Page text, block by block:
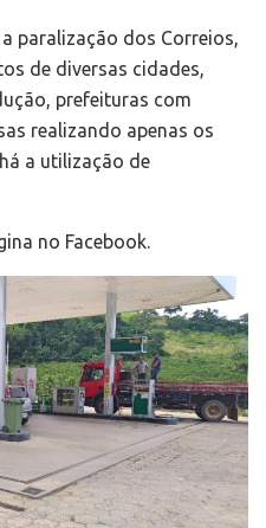
paralização dos Correios,
de diversas cidades,
prefeituras com
realizando apenas os
a utilização de
no Facebook.